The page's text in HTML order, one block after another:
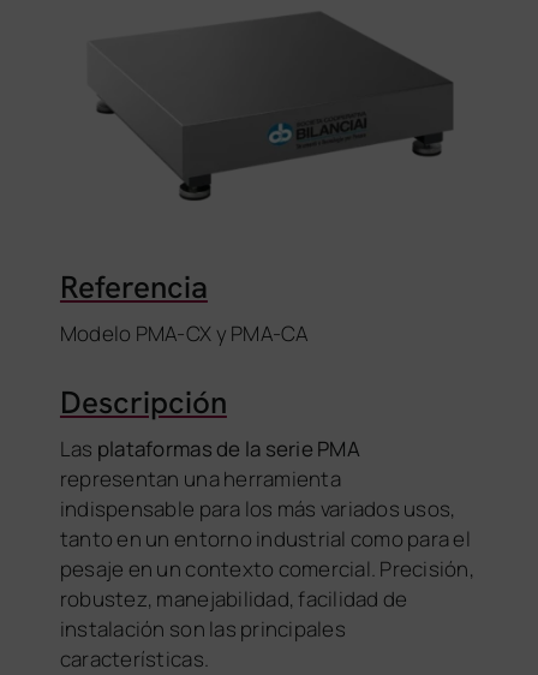
Referencia
Modelo PMA-CX y PMA-CA
Descripción
Las plataformas de la serie PMA
representan una herramienta
indispensable para los más variados usos,
tanto en un entorno industrial como para el
pesaje en un contexto comercial. Precisión,
robustez, manejabilidad, facilidad de
instalación son las principales
características.